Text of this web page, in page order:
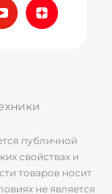
публичной
свойствах и
товаров носит
не является